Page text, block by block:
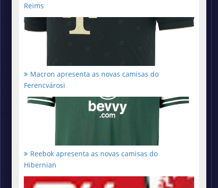
Reims
Macron apresenta as novas camisas do
Ferencvárosi
Reebok apresenta as novas camisas do
Hibernian